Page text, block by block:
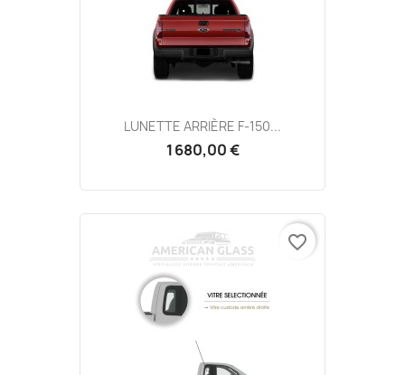
LUNETTE ARRIÈRE F-150...
1 680,00 €
favorite_border